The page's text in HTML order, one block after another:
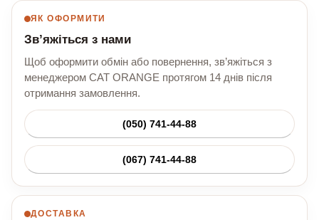
ЯК ОФОРМИТИ
Зв’яжіться з нами
Щоб оформити обмін або повернення, зв’яжіться з
менеджером CAT ORANGE протягом 14 днів після
отримання замовлення.
(050) 741-44-88
(067) 741-44-88
ДОСТАВКА